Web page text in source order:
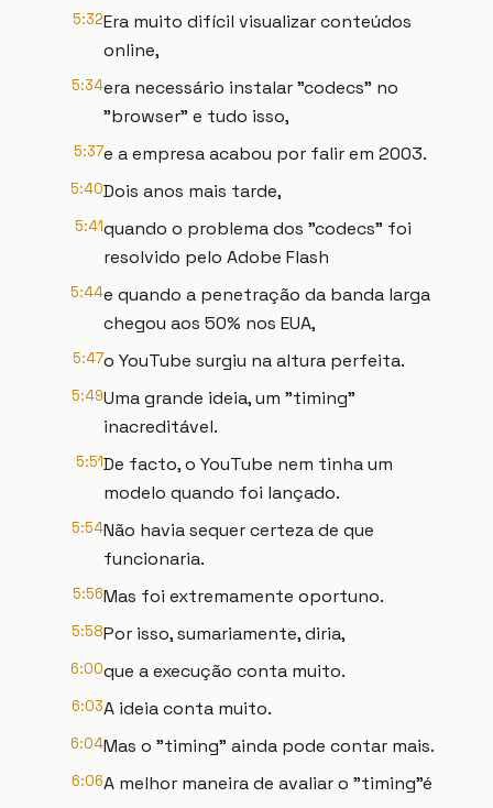
5:32Era muito difícil visualizar conteúdos
online,
5:34era necessário instalar "codecs" no
"browser" e tudo isso,
5:37e a empresa acabou por falir em 2003.
5:40Dois anos mais tarde,
5:41quando o problema dos "codecs" foi
resolvido pelo Adobe Flash
5:44e quando a penetração da banda larga
chegou aos 50% nos EUA,
5:47o YouTube surgiu na altura perfeita.
5:49Uma grande ideia, um "timing"
inacreditável.
5:51De facto, o YouTube nem tinha um
modelo quando foi lançado.
5:54Não havia sequer certeza de que
funcionaria.
5:56Mas foi extremamente oportuno.
5:58Por isso, sumariamente, diria,
6:00que a execução conta muito.
6:03A ideia conta muito.
6:04Mas o "timing" ainda pode contar mais.
6:06A melhor maneira de avaliar o "timing"é